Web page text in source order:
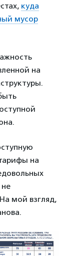
куда
мусор
на
на
мой взгляд,